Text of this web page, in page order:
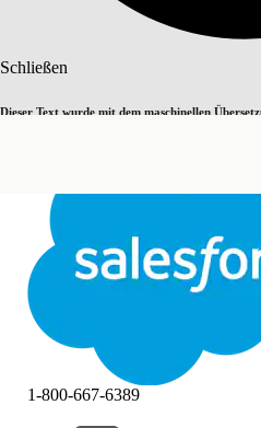
Schließen
Dieser Text wurde mit dem maschinellen
Schließen
1-800-667-6389